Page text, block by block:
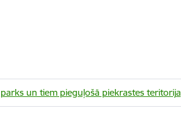
un tiem pieguļošā piekrastes teritorija